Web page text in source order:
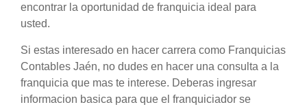
encontrar la oportunidad de franquicia ideal para
usted.
Si estas interesado en hacer carrera como Franquicias
Contables Jaén, no dudes en hacer una consulta a la
franquicia que mas te interese. Deberas ingresar
informacion basica para que el franquiciador se